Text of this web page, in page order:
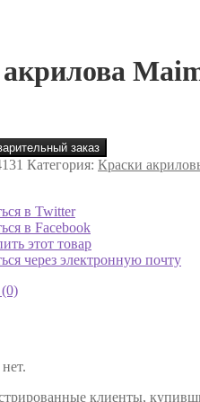
заказ
Категория: Краски
в Twitter
в Facebook
этот товар
через электронную почту
клиенты,